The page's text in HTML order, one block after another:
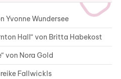
Yvonne Wundersee
Hall“ von Britta Habekost
von Nora Gold
Fallwickls